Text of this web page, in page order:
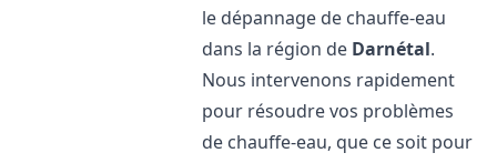
le dépannage de chauffe-eau
dans la région de Darnétal.
Nous intervenons rapidement
pour résoudre vos problèmes
de chauffe-eau, que ce soit pour